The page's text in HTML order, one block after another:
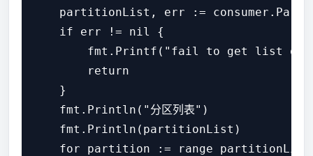
partitionList, err :=
    if err != nil {
fmt.Printf("fail to get list of
        return
    }
    fmt.Println("分区列表")
    fmt.Println(partitionList)
for partition := range partitionList